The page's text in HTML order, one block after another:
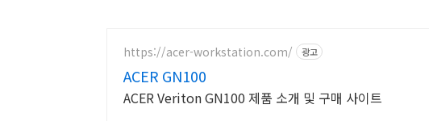
https://acer-workstation.com/ 광고
ACER GN100
ACER Veriton GN100 제품 소개 및 구매 사이트